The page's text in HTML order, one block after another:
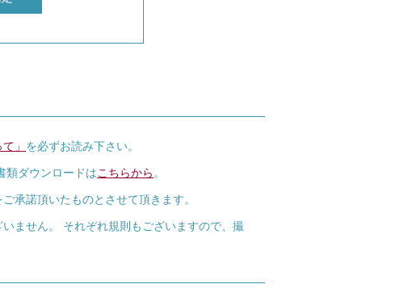
」 を必ずお読み下さい。
類ダウンロードはこちらから 。
承諾頂いたものとさせて頂きます。
ません。 それぞれ規則もございますので、撮